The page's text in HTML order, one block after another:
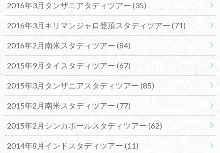
2016年3月タンザニアタディツアー (35)
2016年3月キリマンジャロ登頂スタディツアー (71)
2016年2月南米スタディツアー (84)
2015年9月タイスタディツアー (67)
2015年3月タンザニアスタディツアー (85)
2015年2月南米スタディツアー (77)
2015年2月シンガポールスタディツアー (62)
2014年8月インドスタディツアー (11)